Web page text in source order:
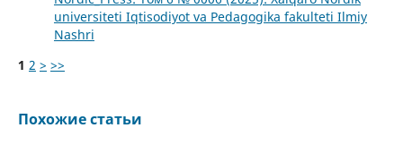
universiteti Iqtisodiyot va Pedagogika fakulteti Ilmiy
Nashri
1 2 > >>
Похожие статьи